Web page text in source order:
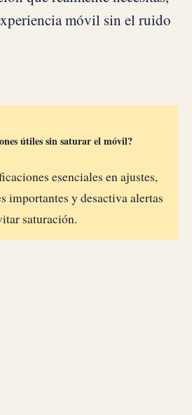
móvil sin el ruido
útiles sin saturar el móvil?
esenciales en ajustes,
importantes y desactiva alertas
saturación.